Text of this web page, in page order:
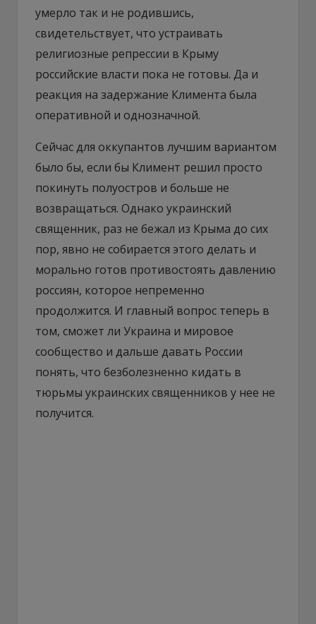
умерло так и не родившись,
свидетельствует, что устраивать
религиозные репрессии в Крыму
российские власти пока не готовы. Да и
реакция на задержание Климента была
оперативной и однозначной.
Сейчас для оккупантов лучшим вариантом
было бы, если бы Климент решил просто
покинуть полуостров и больше не
возвращаться. Однако украинский
священник, раз не бежал из Крыма до сих
пор, явно не собирается этого делать и
морально готов противостоять давлению
россиян, которое непременно
продолжится. И главный вопрос теперь в
том, сможет ли Украина и мировое
сообщество и дальше давать России
понять, что безболезненно кидать в
тюрьмы украинских священников у нее не
получится.